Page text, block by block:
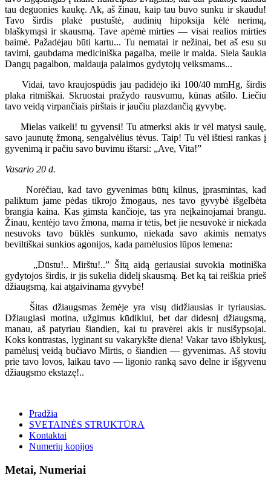
tau deguonies kaukę. Ak, aš žinau, kaip tau buvo sunku ir skaudu!
Tavo širdis plakė pustuštė, audinių hipoksija kėlė nerimą,
blaškymąsi ir skausmą. Tave apėmė mirties — visai realios mirties
baimė. Pažadėjau būti kartu... Tu nematai ir nežinai, bet aš esu su
tavimi, gaubdama mediciniška pagalba, meile ir malda. Siela šaukia
Dangų pagalbon, maldauja palaimos gydytojų veiksmams...
Vidai, tavo kraujospūdis jau padidėjo iki 100/40 mmHg, širdis
plaka ritmiškai. Skruostai pražydo rausvumu, kūnas atšilo. Liečiu
tavo veidą virpančiais pirštais ir jaučiu plazdančią gyvybę.
Mielas vaikeli! tu gyvensi! Tu atmerksi akis ir vėl matysi saulę,
savo jaunutę žmoną, sengalvėlius tėvus. Taip! Tu vėl ištiesi rankas į
gyvenimą ir pačiu savo buvimu ištarsi: „Ave, Vita!”
Vasario 20 d.
Norėčiau, kad tavo gyvenimas būtų kilnus, įprasmintas, kad
paliktum jame pėdas tikrojo žmogaus, nes tavo gyvybė išgelbėta
brangia kaina. Kas gimsta kančioje, tas yra neįkainojamai brangu.
Žinau, kentėjo tavo žmona, mama ir tėtis, bet jie nesuvokė ir niekada
nesuvoks tavo būklės sunkumo, niekada savo akimis nematys
beviltiškai sunkios agonijos, kada pamėlusios lūpos lemena:
„Dūstu!.. Mirštu!..” Šitą aidą geriausiai suvokia motiniška
gydytojos širdis, ir jis sukelia didelį skausmą. Bet ką tai reiškia prieš
džiaugsmą, kai atgaivinama gyvybė!
Šitas džiaugsmas žemėje yra visų didžiausias ir tyriausias.
Džiaugiasi motina, užgimus kūdikiui, bet dar didesnį džiaugsmą,
manau, aš patyriau šiandien, kai tu pravėrei akis ir nusišypsojai.
Koks kontrastas, lyginant su vakarykšte diena! Vakar tavo išblykusį,
pamėlusį veidą bučiavo Mirtis, o šiandien — gyvenimas. Aš stoviu
prie tavo lovos, laikau tavo — ligonio ranką savo delne ir išgyvenu
džiaugsmo ekstazę!..
Pradžia
SVETAINĖS STRUKTŪRA
Kontaktai
Numerių kopijos
Metai, Numeriai